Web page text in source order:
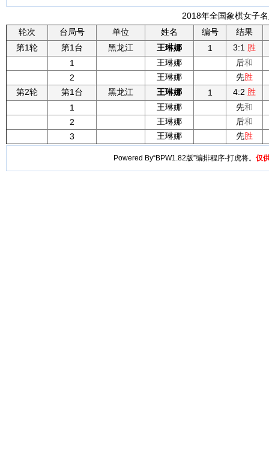
2018年全国象棋女子
轮次
台局号 单位 姓名 编号
结果
第1轮
第1台 黑龙江 王琳娜 1 3:1 胜
1
王琳娜 后和
2
王琳娜 先胜
第2轮
第1台 黑龙江 王琳娜 1 4:2 胜
1
王琳娜 先和
2
王琳娜 后和
3
王琳娜 先胜
Powered By“BPW1.82版”编排程序-打虎将。 仅